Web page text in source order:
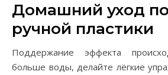
Домашний уход
ручной пластики
Поддержание эффекта
больше воды, делайте лёгкие